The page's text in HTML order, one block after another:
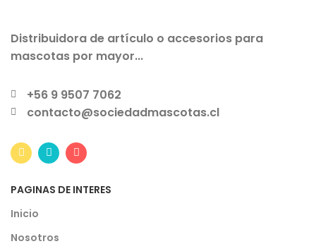
Distribuidora de artículo o accesorios para
mascotas por mayor...
+56 9 9507 7062
contacto@sociedadmascotas.cl
PAGINAS DE INTERES
Inicio
Nosotros